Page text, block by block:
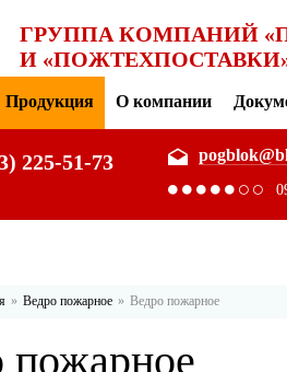
ГРУППА КОМПАНИЙ
И
Продукция О компании
225-51-73
Ведро пожарное Ведро пожарное
пожарное